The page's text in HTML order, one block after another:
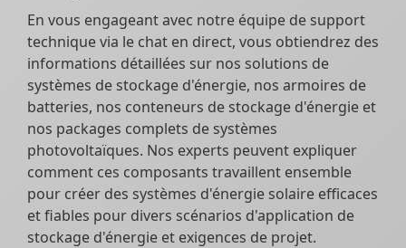
En vous engageant avec notre équipe de support
technique via le chat en direct, vous obtiendrez des
informations détaillées sur nos solutions de
systèmes de stockage d'énergie, nos armoires de
batteries, nos conteneurs de stockage d'énergie et
nos packages complets de systèmes
photovoltaïques. Nos experts peuvent expliquer
comment ces composants travaillent ensemble
pour créer des systèmes d'énergie solaire efficaces
et fiables pour divers scénarios d'application de
stockage d'énergie et exigences de projet.